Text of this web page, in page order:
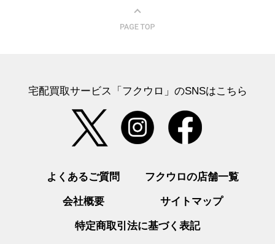
宅配買取サービス「フクウロ」のSNSはこちら
よくあるご質問 フクウロの店舗一覧
会社概要 サイトマップ
特定商取引法に基づく表記